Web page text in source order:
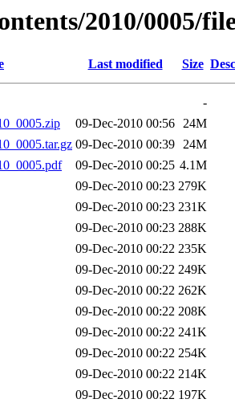
2010/0005/
Last modified Size
-
09-Dec-2010 00:56 24M
09-Dec-2010 00:39 24M
09-Dec-2010 00:25 4.1M
09-Dec-2010 00:23 279K
09-Dec-2010 00:23 231K
09-Dec-2010 00:23 288K
09-Dec-2010 00:22 235K
09-Dec-2010 00:22 249K
09-Dec-2010 00:22 262K
09-Dec-2010 00:22 208K
09-Dec-2010 00:22 241K
09-Dec-2010 00:22 254K
09-Dec-2010 00:22 214K
09-Dec-2010 00:22 197K